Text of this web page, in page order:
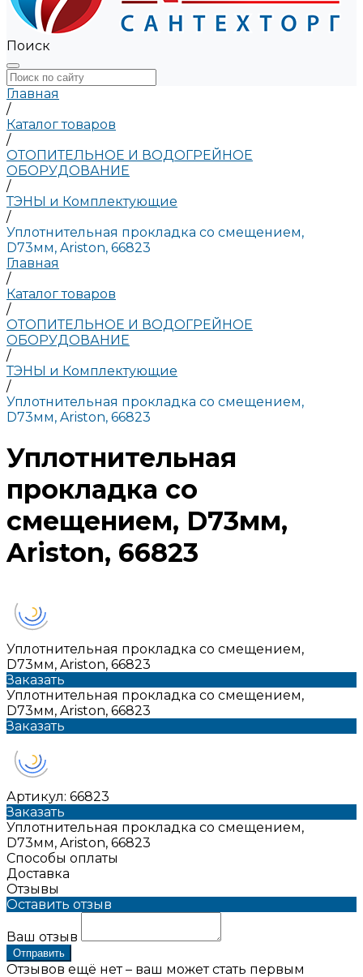
Поиск
Главная
/
Каталог товаров
/
ОТОПИТЕЛЬНОЕ И ВОДОГРЕЙНОЕ
ОБОРУДОВАНИЕ
/
ТЭНЫ и Комплектующие
/
Уплотнительная прокладка со смещением,
D73мм, Ariston, 66823
Главная
/
Каталог товаров
/
ОТОПИТЕЛЬНОЕ И ВОДОГРЕЙНОЕ
ОБОРУДОВАНИЕ
/
ТЭНЫ и Комплектующие
/
Уплотнительная прокладка со смещением,
D73мм, Ariston, 66823
Уплотнительная
прокладка со
смещением, D73мм,
Ariston, 66823
Уплотнительная прокладка со смещением,
D73мм, Ariston, 66823
Заказать
Уплотнительная прокладка со смещением,
D73мм, Ariston, 66823
Заказать
Артикул: 66823
Заказать
Уплотнительная прокладка со смещением,
D73мм, Ariston, 66823
Способы оплаты
Доставка
Отзывы
Оставить отзыв
Ваш отзыв
Отправить
Отзывов ещё нет – ваш может стать первым